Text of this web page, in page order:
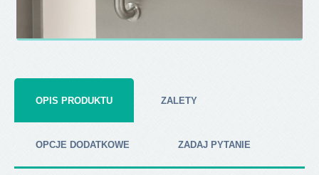
OPIS PRODUKTU ZALETY
OPCJE DODATKOWE ZADAJ PYTANIE